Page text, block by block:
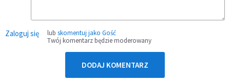
Zaloguj się lub skomentuj jako Gość
Twój komentarz będzie moderowany
DODAJ KOMENTARZ